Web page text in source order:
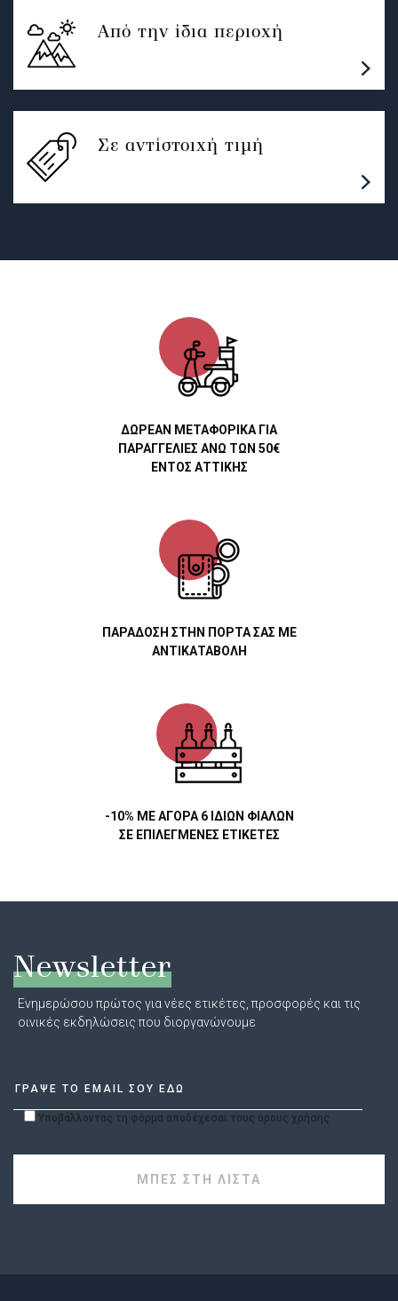
Από την ίδια περιοχή
Σε αντίστοιχή τιμή
ΔΩΡΕΑΝ ΜΕΤΑΦΟΡΙΚΑ ΓΙΑ
ΠΑΡΑΓΓΕΛΙΕΣ ΑΝΩ ΤΩΝ 50€
ΕΝΤΟΣ ΑΤΤΙΚΗΣ
ΠΑΡΑΔΟΣΗ ΣΤΗΝ ΠΟΡΤΑ ΣΑΣ ΜΕ
ΑΝΤΙΚΑΤΑΒΟΛΗ
-10% ΜΕ ΑΓΟΡΑ 6 ΙΔΙΩΝ ΦΙΑΛΩΝ
ΣΕ ΕΠΙΛΕΓΜΕΝΕΣ ΕΤΙΚΕΤΕΣ
Newsletter
Ενημερώσου πρώτος για νέες ετικέτες, προσφορές και τις
οινικές εκδηλώσεις που διοργανώνουμε
Υποβάλλοντας τη φόρμα αποδέχεσαι τους όρους χρήσης